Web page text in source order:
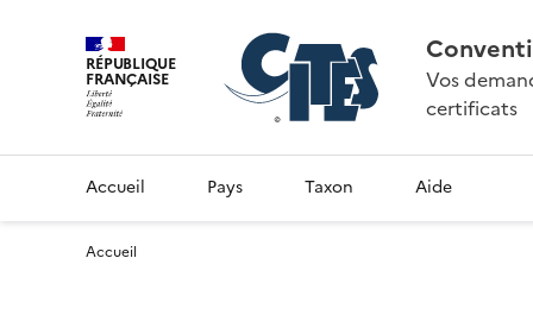
RÉPUBLIQUE
FRANÇAISE
Vos
certificats
Accueil Pays Taxon Aide
Accueil